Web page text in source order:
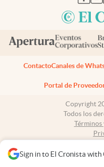
Sign in to El Cronista with
ContactoCanales de
Portal de
Copyright
Todos los
Términos
Tel: +54